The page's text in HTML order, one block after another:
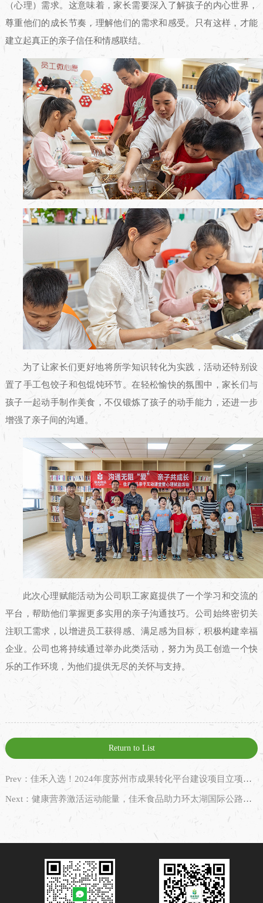
（心理）需求。这意味着，家长需要深入了解孩子的内心世界，
尊重他们的成长节奏，理解他们的需求和感受。只有这样，才能
建立起真正的亲子信任和情感联结。
为了让家长们更好地将所学知识转化为实践，活动还特别设
置了手工包饺子和包馄饨环节。在轻松愉快的氛围中，家长们与
孩子一起动手制作美食，不仅锻炼了孩子的动手能力，还进一步
增强了亲子间的沟通。
此次心理赋能活动为公司职工家庭提供了一个学习和交流的
平台，帮助他们掌握更多实用的亲子沟通技巧。公司始终密切关
注职工需求，以增进员工获得感、满足感为目标，积极构建幸福
企业。公司也将持续通过举办此类活动，努力为员工创造一个快
乐的工作环境，为他们提供无尽的关怀与支持。
Return to List
Prev：佳禾入选！2024年度苏州市成果转化平台建设项目立项名单公示
Next：健康营养激活运动能量，佳禾食品助力环太湖国际公路自行车赛吴江赛段开启